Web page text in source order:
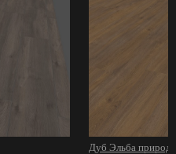
Дуб Эльба